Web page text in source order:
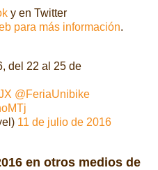
y en Twitter
para más información.
del 22 al 25 de
@FeriaUnibike
11 de julio de 2016
en otros medios de